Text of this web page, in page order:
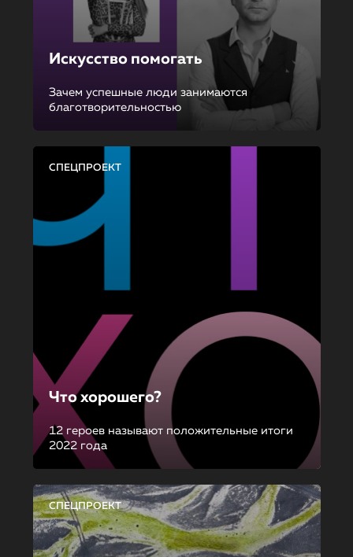
Искусство помогать
Зачем успешные люди занимаются
благотворительностью
СПЕЦПРОЕКТ
Что хорошего?
12 героев называют положительные итоги
2022 года
СПЕЦПРОЕКТ